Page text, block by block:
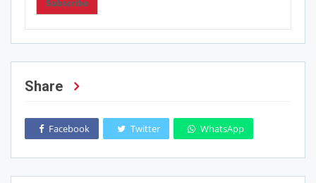
Subscribe
Share
Facebook Twitter WhatsApp